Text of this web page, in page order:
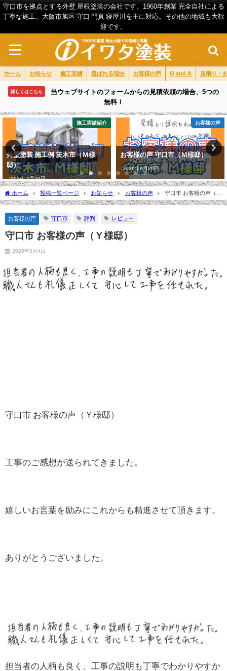
守口市を拠点とする外壁 屋根塗装の会社です。1960年創業 完全自社による
丁寧な施工。大阪市旭区 守口 門真 寝屋川を主に対応。その他の地域も大歓
迎です。
ホーム お知らせ 施工実績 選ばれる理由 お客様の声 Q and A 見積り・
詳しくはこちら
当ウェブサイトのフォームからの見積依頼の場合、5つの
無料！
施工実績紹介
外壁塗装 施工例 茨木市（Ｍ様
邸）
2026年4月29日
お客様の声
お客様の声 守口市（Ｍ様邸）
2026年6月29日
ホーム 投稿一覧ページ お知らせ お客様の声
守口市 お客様の声（Ｙ
様邸）
お客様の声 守口市 評判 レビュー
守口市 お客様の声（Ｙ様邸）
2020年3月4日
守口市 お客様の声（Ｙ様邸）
工事のご感想が送られてきました。
嬉しいお言葉を励みにこれからも精進させて頂きます。
ありがとうございました。
担当者の人柄も良く、工事の説明も丁寧でわかりやすか